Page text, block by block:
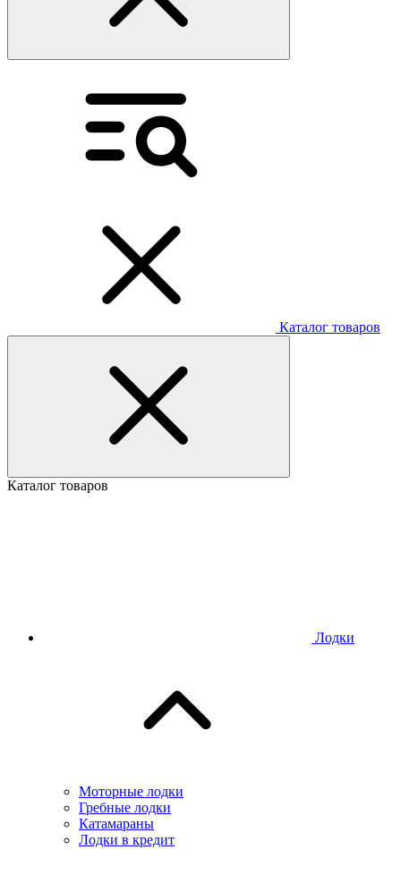
Каталог товаров
Каталог товаров
Лодки
Моторные лодки
Гребные лодки
Катамараны
Лодки в кредит